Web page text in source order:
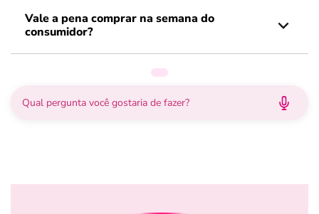
Vale a pena comprar na semana do
consumidor?